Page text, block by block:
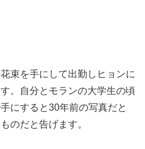
束を手にして出勤しヒョンに
。自分とモランの大学生の頃
にすると30年前の写真だと
のだと告げます。